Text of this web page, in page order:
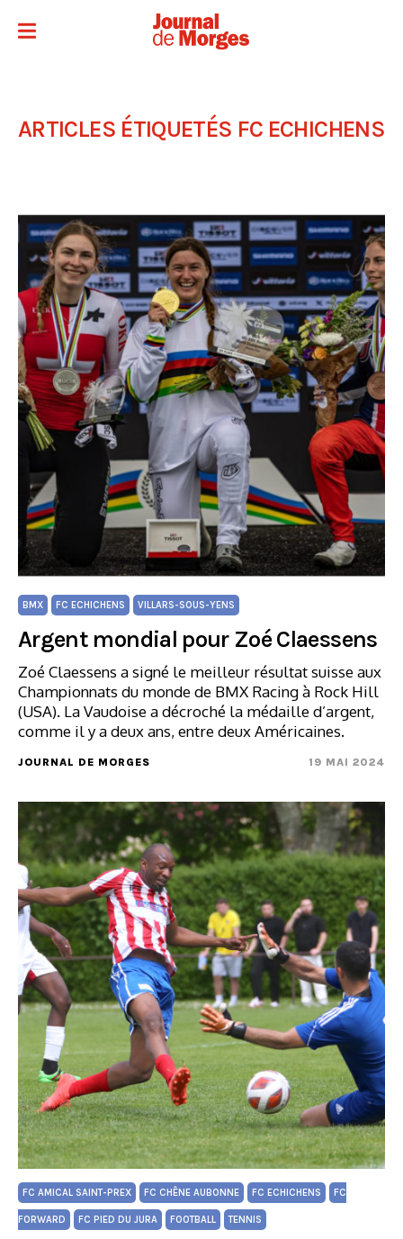
ARTICLES ÉTIQUETÉS FC ECHICHENS
BMX FC ECHICHENS VILLARS-SOUS-YENS
Argent mondial pour Zoé Claessens
Zoé Claessens a signé le meilleur résultat suisse aux
Championnats du monde de BMX Racing à Rock Hill
(USA). La Vaudoise a décroché la médaille d’argent,
comme il y a deux ans, entre deux Américaines.
JOURNAL DE MORGES 19 MAI 2024
FC AMICAL SAINT-PREX FC CHÊNE AUBONNE FC ECHICHENS FC
FORWARD FC PIED DU JURA FOOTBALL TENNIS